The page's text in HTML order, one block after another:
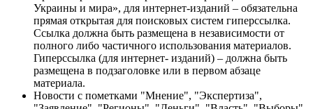
Украины и мира», для интернет-изданий – обязательна
прямая открытая для поисковых систем гиперссылка.
Ссылка должна быть размещена в независимости от
полного либо частичного использования материалов.
Гиперссылка (для интернет- изданий) – должна быть
размещена в подзаголовке или в первом абзаце
материала.
Новости с пометками "Мнение", "Экспертиза",